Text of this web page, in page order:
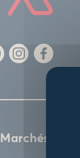
Marchés